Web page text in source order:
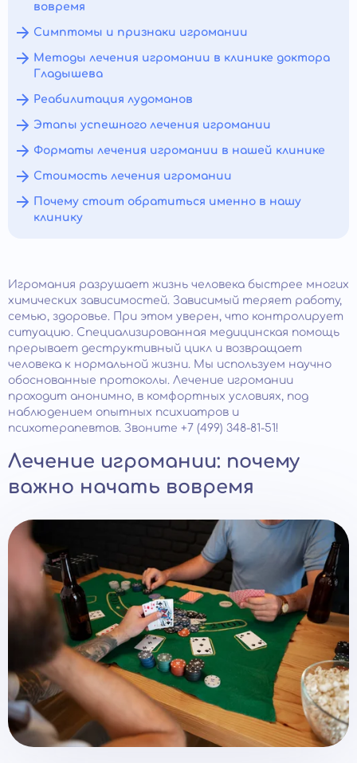
вовремя
Симптомы и признаки игромании
Методы лечения игромании в клинике доктора
Гладышева
Реабилитация лудоманов
Этапы успешного лечения игромании
Форматы лечения игромании в нашей клинике
Стоимость лечения игромании
Почему стоит обратиться именно в нашу
клинику
Игромания разрушает жизнь человека быстрее многих
химических зависимостей. Зависимый теряет работу,
семью, здоровье. При этом уверен, что контролирует
ситуацию. Специализированная медицинская помощь
прерывает деструктивный цикл и возвращает
человека к нормальной жизни. Мы используем научно
обоснованные протоколы. Лечение игромании
проходит анонимно, в комфортных условиях, под
наблюдением опытных психиатров и
психотерапевтов. Звоните +7 (499) 348-81-51!
Лечение игромании: почему
важно начать вовремя